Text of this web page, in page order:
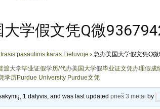
大学假文凭Q微
pasaulinis karas Lietuvoje › 急办美国大学假文凭Q
渡大学毕业证假学历/代办美国大学假毕业证文凭办理假成
学历Purdue University Purdue文凭
1 dalyvis, and was last updatedprieš 3 metai by